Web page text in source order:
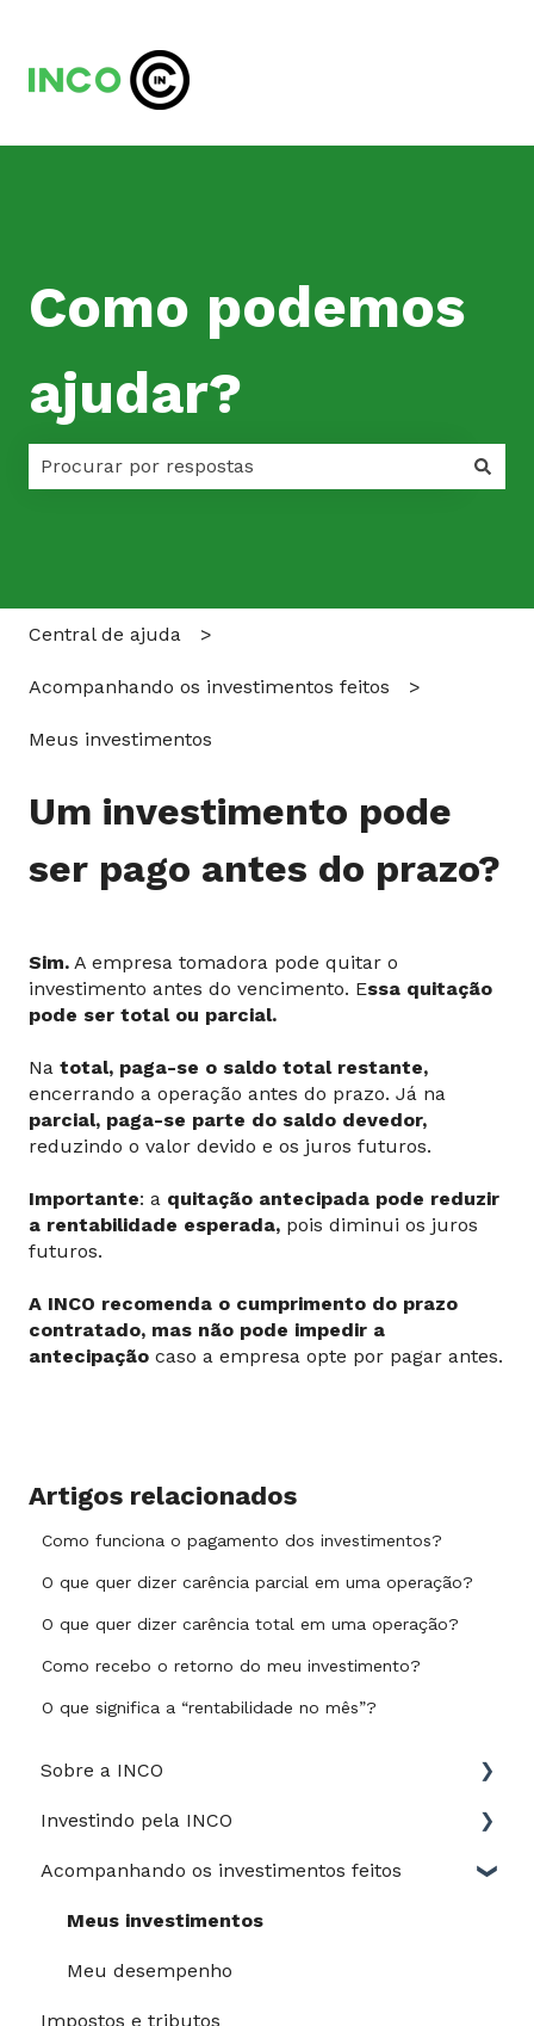
Como podemos
ajudar?
Central de ajuda
Acompanhando os investimentos feitos
Meus investimentos
Um investimento pode
ser pago antes do prazo?
Sim. A empresa tomadora pode quitar o
investimento antes do vencimento. Essa quitação
pode ser total ou parcial.
Na total, paga-se o saldo total restante,
encerrando a operação antes do prazo. Já na
parcial, paga-se parte do saldo devedor,
reduzindo o valor devido e os juros futuros.
Importante: a quitação antecipada pode reduzir
a rentabilidade esperada, pois diminui os juros
futuros.
A INCO recomenda o cumprimento do prazo
contratado, mas não pode impedir a
antecipação caso a empresa opte por pagar antes.
Artigos relacionados
Como funciona o pagamento dos investimentos?
O que quer dizer carência parcial em uma operação?
O que quer dizer carência total em uma operação?
Como recebo o retorno do meu investimento?
O que significa a “rentabilidade no mês”?
Sobre a INCO
Jurídico
Investindo pela INCO
Perfil de risco
Guia do Investidor
Depósitos e saques
Processo de investimento
Acompanhando os investimentos feitos
Meus investimentos
Meu desempenho
Impostos e tributos